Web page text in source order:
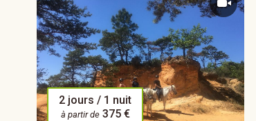
2 jours / 1 nuit
à partir de 375 €